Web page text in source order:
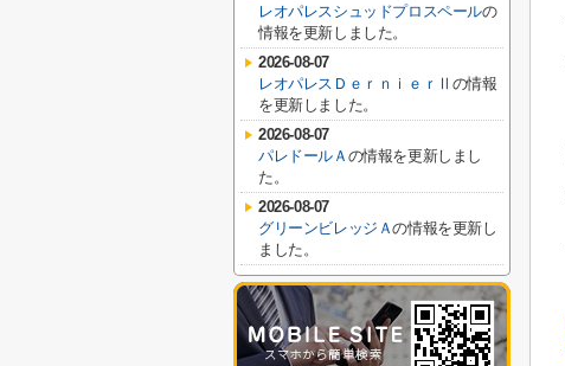
レオパレスシュッドプロスペールの
情報を更新しました。
2026-08-07
レオパレスＤｅｒｎｉｅｒⅡ の情報
を更新しました。
2026-08-07
パレドールＡ の情報を更新しまし
た。
2026-08-07
グリーンビレッジＡの情報を更新し
ました。